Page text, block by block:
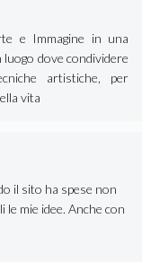
e Immagine in una
dove condividere
artistiche, per
vita
il sito ha spese non
mie idee. Anche con